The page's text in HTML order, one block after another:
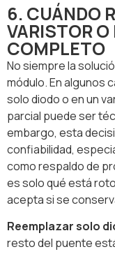
6. CUÁNDO
VARISTOR
COMPLETO
No siempre la
módulo. En algunos
solo diodo o en un
parcial puede ser
embargo, esta
confiabilidad,
como respaldo de
es solo qué está
acepta si se
Reemplazar solo
resto del puente